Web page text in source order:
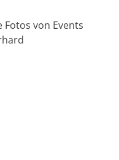
Fotos von Events